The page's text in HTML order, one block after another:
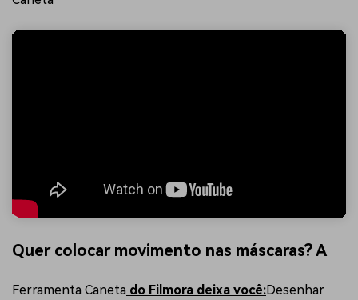
Quer colocar movimento nas máscaras? A
Ferramenta Caneta do Filmora deixa você:Desenhar